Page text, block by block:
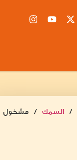
/ السمك / مشخول